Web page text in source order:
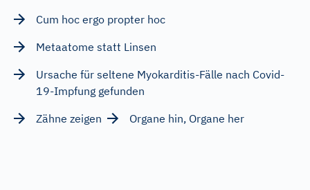
Cum hoc ergo propter hoc
Metaatome statt Linsen
Ursache für seltene Myokarditis-Fälle nach Covid-
19-Impfung gefunden
Zähne zeigen
Organe hin, Organe her